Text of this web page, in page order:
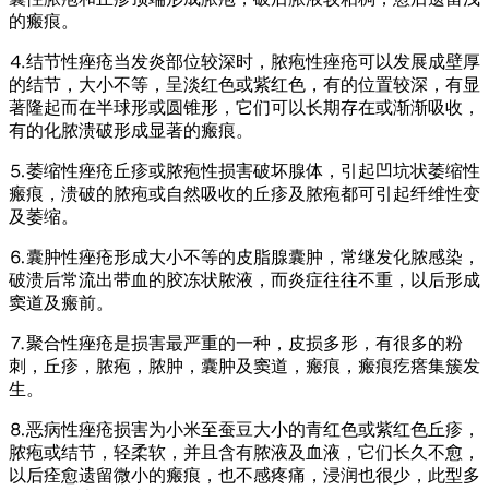
的瘢痕。
⒋结节性痤疮当发炎部位较深时，脓疱性痤疮可以发展成壁厚
的结节，大小不等，呈淡红色或紫红色，有的位置较深，有显
著隆起而在半球形或圆锥形，它们可以长期存在或渐渐吸收，
有的化脓溃破形成显著的瘢痕。
⒌萎缩性痤疮丘疹或脓疱性损害破坏腺体，引起凹坑状萎缩性
瘢痕，溃破的脓疱或自然吸收的丘疹及脓疱都可引起纤维性变
及萎缩。
⒍囊肿性痤疮形成大小不等的皮脂腺囊肿，常继发化脓感染，
破溃后常流出带血的胶冻状脓液，而炎症往往不重，以后形成
窦道及瘢前。
⒎聚合性痤疮是损害最严重的一种，皮损多形，有很多的粉
刺，丘疹，脓疱，脓肿，囊肿及窦道，瘢痕，瘢痕疙瘩集簇发
生。
⒏恶病性痤疮损害为小米至蚕豆大小的青红色或紫红色丘疹，
脓疱或结节，轻柔软，并且含有脓液及血液，它们长久不愈，
以后痊愈遗留微小的瘢痕，也不感疼痛，浸润也很少，此型多